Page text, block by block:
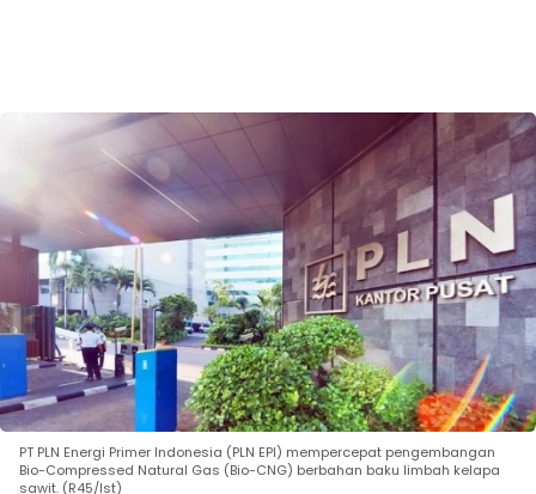
PT PLN Energi Primer Indonesia (PLN EPI) mempercepat pengembangan
Bio-Compressed Natural Gas (Bio-CNG) berbahan baku limbah kelapa
sawit. (R45/Ist)